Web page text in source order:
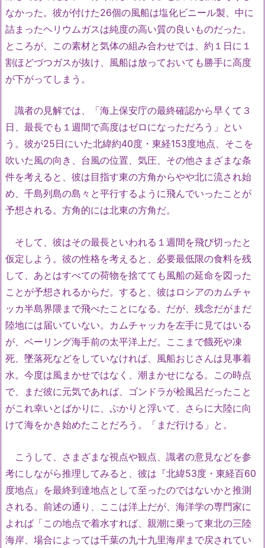
なかった。彼が付けた26個の風船は塩化ビニール製、中に
詰まったヘリウムガスは純度の高い質の良いものだった。
ところが、この素材と気体の組み合わせでは、約１日に１
割ほどづつガスが抜け、風船は放っておいても勝手に高度
が下がってしまう。
識者の見解では、「海上保安庁の最終確認から早くて３
日、最長でも１週間で高度はゼロになっただろう」とい
う。彼が25日にいた北緯約40度・東経153度地点、そこを
吹いた風の向き、台風の位置、気圧、その他さまざまな条
件を考えると、彼は目指す東の方角からやや北に流され始
め、千島列島の島々と平行するように飛んでいったことが
予想される。方角的には北東の方角だ。
そして、彼はその最長といわれる１週間を飛び切ったと
仮定しよう。彼の性格を考えると、必要最低限の食料を残
して、あとはすべての荷物を捨てても風船の延命を図った
ことが予想されるからだ。すると、彼はロシアのカムチャ
ッカ半島界隈まで飛べたことになる。だが、残念だがまだ
陸地には届いていない。カムチャッカを左手に見てはいる
が、ベーリング海手前の太平洋上だ。ここまで餓死や凍
死、墜落死などをしていなければ、風船おじさんは見事着
水。今度は風まかせではなく、潮まかせになる。この時点
で、まだ彼に元気であれば、ゴンドラが桧風呂だったこと
がこれ幸いとばかりに、ぷかりと浮いて、さらに大陸に向
けて海をかき始めたことだろう。「まだ行ける」と。
こうして、さまざまな視点や観点、識者の意見などを参
考にしながら推理してみると、彼は『北緯53度・東経百60
度地点』を最終到達地点として至ったのではないかと推測
される。前述の通り、ここは洋上だが、海洋学の専門家に
よれば「この地点で着水すれば、親潮に乗って東北の三陸
海岸、場合によっては千葉の九十九里海岸まで戻されてい